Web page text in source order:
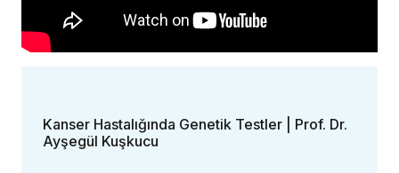
Kanser Hastalığında Genetik Testler | Prof. Dr.
Ayşegül Kuşkucu